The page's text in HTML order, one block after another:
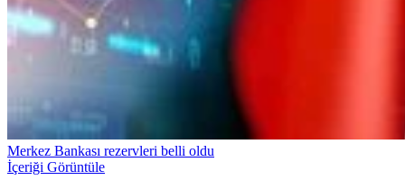
Merkez Bankası rezervleri belli oldu
İçeriği Görüntüle